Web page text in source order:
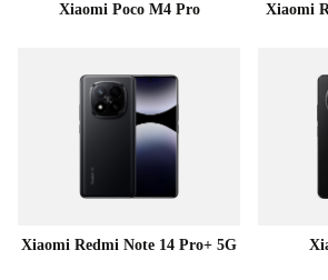
Xiaomi Poco M4 Pro Xiaomi
Xiaomi Redmi Note 14 Pro+ 5G